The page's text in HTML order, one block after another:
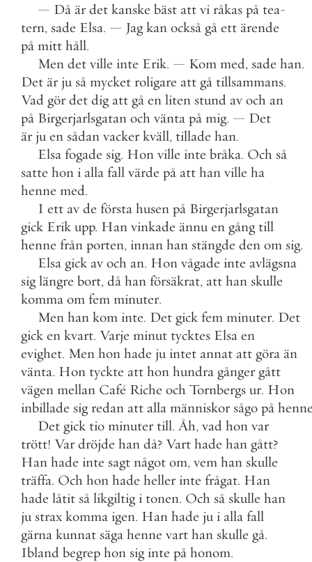
— Då är det kanske bäst att vi råkas på tea-
tern, sade Elsa. — Jag kan också gå ett ärende
på mitt håll.
Men det ville inte Erik. — Kom med, sade han.
Det är ju så mycket roligare att gå tillsammans.
Vad gör det dig att gå en liten stund av och an
på Birgerjarlsgatan och vänta på mig. — Det
är ju en sådan vacker kväll, tillade han.
Elsa fogade sig. Hon ville inte bråka. Och så
satte hon i alla fall värde på att han ville ha
henne med.
I ett av de första husen på Birgerjarlsgatan
gick Erik upp. Han vinkade ännu en gång till
henne från porten, innan han stängde den om sig.
Elsa gick av och an. Hon vågade inte avlägsna
sig längre bort, då han försäkrat, att han skulle
komma om fem minuter.
Men han kom inte. Det gick fem minuter. Det
gick en kvart. Varje minut tycktes Elsa en
evighet. Men hon hade ju intet annat att göra än
vänta. Hon tyckte att hon hundra gånger gått
vägen mellan Café Riche och Tornbergs ur. Hon
inbillade sig redan att alla människor sågo på
Det gick tio minuter till. Åh, vad hon var
trött! Var dröjde han då? Vart hade han gått?
Han hade inte sagt något om, vem han skulle
träffa. Och hon hade heller inte frågat. Han
hade låtit så likgiltig i tonen. Och så skulle han
ju strax komma igen. Han hade ju i alla fall
gärna kunnat säga henne vart han skulle gå.
Ibland begrep hon sig inte på honom.